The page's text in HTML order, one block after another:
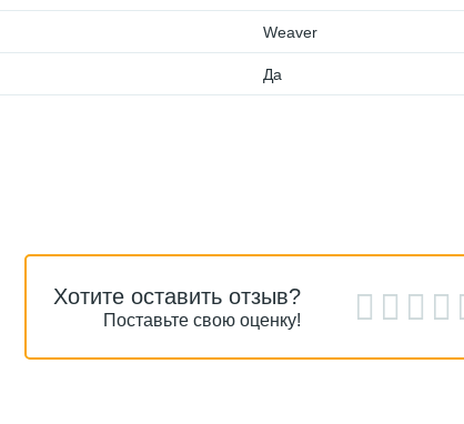
Weaver
Да
Хотите оставить отзыв?
Поставьте свою оценку!